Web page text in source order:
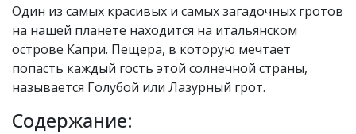
Один из самых красивых и самых загадочных гротов
на нашей планете находится на итальянском
острове Капри. Пещера, в которую мечтает
попасть каждый гость этой солнечной страны,
называется Голубой или Лазурный грот.
Содержание: